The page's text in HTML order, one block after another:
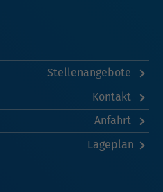
Stellenangebote
Kontakt
Anfahrt
Lageplan